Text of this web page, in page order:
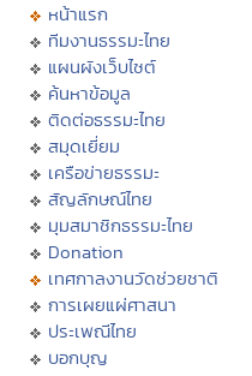
หน้าแรก
ทีมงานธรรมะไทย
แผนผังเว็บไซต์
ค้นหาข้อมูล
ติดต่อธรรมะไทย
สมุดเยี่ยม
เครือข่ายธรรมะ
สัญลักษณ์ไทย
มุมสมาชิกธรรมะไทย
Donation
เทศกาลงานวัดช่วยชาติ
การเผยแผ่ศาสนา
ประเพณีไทย
บอกบุญ